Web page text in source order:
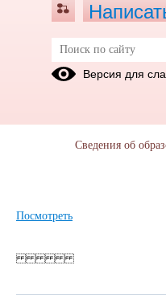
Положение об
среде
Посмотреть
Версия для
Сведения об